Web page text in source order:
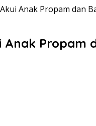
Anak Propam dan
Anak Propam